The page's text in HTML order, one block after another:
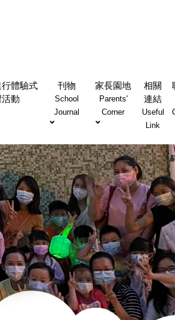
體驗式
動
刊物
School
Journal
家長園地
Parents'
Corner
相關
連結
Useful
Link